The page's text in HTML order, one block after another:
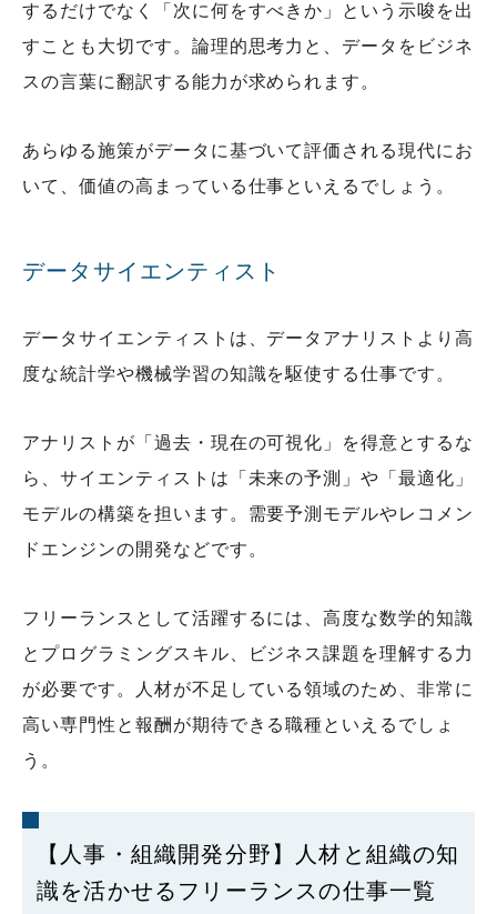
するだけでなく「次に何をすべきか」という示唆を出
すことも大切です。論理的思考力と、データをビジネ
スの言葉に翻訳する能力が求められます。
あらゆる施策がデータに基づいて評価される現代にお
いて、価値の高まっている仕事といえるでしょう。
データサイエンティスト
データサイエンティストは、データアナリストより高
度な統計学や機械学習の知識を駆使する仕事です。
アナリストが「過去・現在の可視化」を得意とするな
ら、サイエンティストは「未来の予測」や「最適化」
モデルの構築を担います。需要予測モデルやレコメン
ドエンジンの開発などです。
フリーランスとして活躍するには、高度な数学的知識
とプログラミングスキル、ビジネス課題を理解する力
が必要です。人材が不足している領域のため、非常に
高い専門性と報酬が期待できる職種といえるでしょ
う。
【人事・組織開発分野】人材と組織の知
識を活かせるフリーランスの仕事一覧